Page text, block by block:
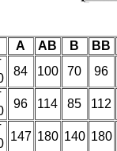
А АВ В
ВВ
84 100 70
96
96 114 85
112
147 180 140 180